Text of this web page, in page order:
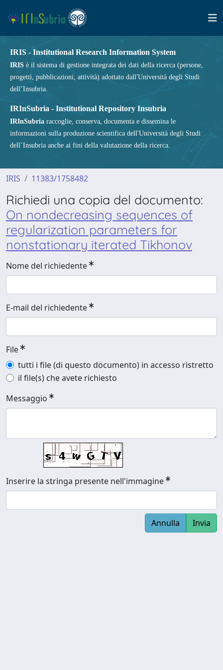
IRIS - Institutional Research Information System
IRIS è il sistema di gestione integrata dei dati della ricerca (persone,
progetti, pubblicazioni, attività) adottato dall'Università degli Studi
dell’Insubria.
IRInSubria - Institutional Repository Insubria
IRInSubria raccoglie, conserva, documenta e dissemina le
informazioni sulla produzione scientifica dell'Università degli Studi
dell’Insubria anche ai fini della valutazione della ricerca.
IRIS 11383/1758482
Richiedi una copia del documento:
On nondecreasing sequences of
regularization parameters for
nonstationary iterated Tikhonov
Nome del richiedente
E-mail del richiedente
File
tutti i file (di questo documento) in accesso ristretto
il file(s) che avete richiesto
Messaggio
Inserire la stringa presente nell'immagine
Annulla Invia